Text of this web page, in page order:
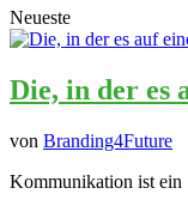
Neueste
Die, in der es
von Branding4Future
Kommunikation ist ein